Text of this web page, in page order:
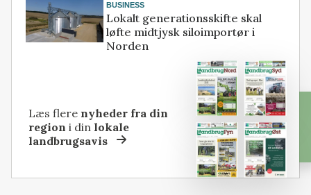
BUSINESS
Lokalt generationsskifte skal
løfte midtjysk siloimportør i
Norden
Læs flere nyheder fra din
region i dinlokale
landbrugsavis